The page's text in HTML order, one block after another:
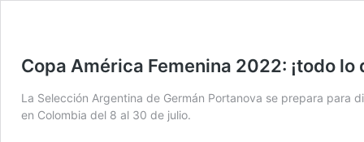
Copa América Femenina 2022: ¡todo
La Selección Argentina de Germán Portanova se prepara para
en Colombia del 8 al 30 de julio.